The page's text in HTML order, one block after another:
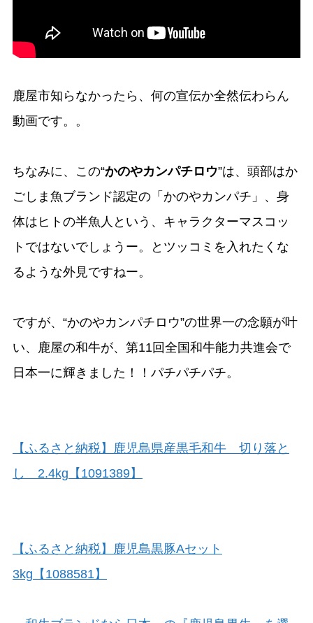
鹿屋市知らなかったら、何の宣伝か全然伝わらん
動画です。。
ちなみに、この“かのやカンパチロウ”は、頭部はか
ごしま魚ブランド認定の「かのやカンパチ」、身
体はヒトの半魚人という、キャラクターマスコッ
トではないでしょうー。とツッコミを入れたくな
るような外見ですねー。
ですが、“かのやカンパチロウ”の世界一の念願が叶
い、鹿屋の和牛が、第11回全国和牛能力共進会で
日本一に輝きました！！パチパチパチ。
【ふるさと納税】鹿児島県産黒毛和牛 切り落と
し 2.4kg【1091389】
【ふるさと納税】鹿児島黒豚Aセット
3kg【1088581】